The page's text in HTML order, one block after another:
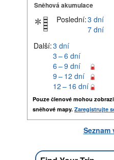
Sněhová akumulace
Poslední:3 dní
7 dní
Další:3 dní
3 – 6 dní
6 – 9 dní
9 – 12 dní
12 – 16 dní
Pouze členové mohou
sněhové mapy. Zaregistrujte